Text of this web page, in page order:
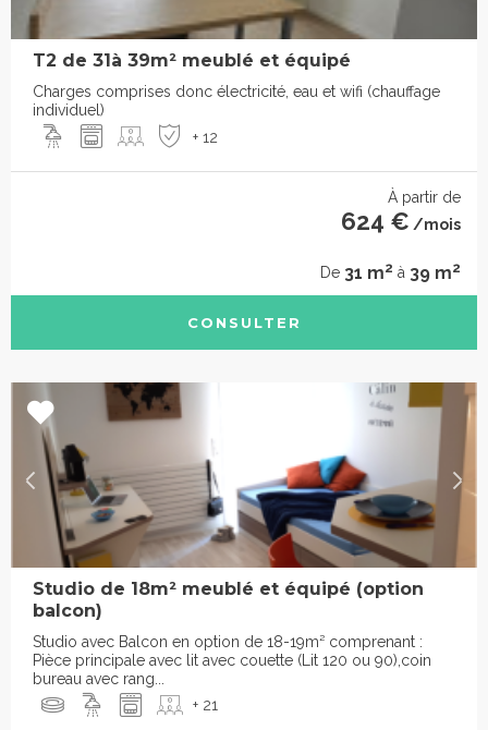
T2 de 31à 39m² meublé et équipé
Charges comprises donc électricité, eau et wifi (chauffage
individuel)
+ 12
À partir de
624 € /mois
De 31 m2 à 39 m2
CONSULTER
Studio de 18m² meublé et équipé (option
balcon)
Studio avec Balcon en option de 18-19m² comprenant :
Pièce principale avec lit avec couette (Lit 120 ou 90),coin
bureau avec rang...
+ 21